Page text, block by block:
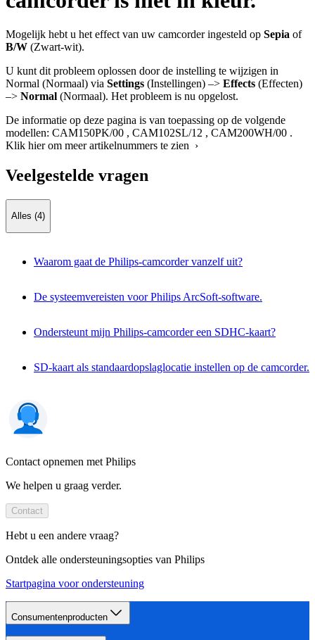
Mogelijk hebt u het effect van uw camcorder ingesteld op Sepia of
B/W (Zwart-wit).
U kunt dit probleem oplossen door de instelling te wijzigen in
Normal (Normaal) via Settings (Instellingen) –> Effects (Effecten)
–> Normal (Normaal). Het probleem is nu opgelost.
De informatie op deze pagina is van toepassing op de volgende
modellen: CAM150PK/00 , CAM102SL/12 , CAM200WH/00 .
Klik hier om meer artikelnummers te zien ›
Veelgestelde vragen
Alles (4)
Waarom gaat de Philips-camcorder vanzelf uit?
De systeemvereisten voor Philips ArcSoft-software.
Ondersteunt mijn Philips-camcorder een SDHC-kaart?
SD-kaart als standaardopslaglocatie instellen op de camcorder.
Contact opnemen met Philips
We helpen u graag verder.
Contact
Hebt u een andere vraag?
Ontdek alle ondersteuningsopties van Philips
Startpagina voor ondersteuning
Consumentenproducten